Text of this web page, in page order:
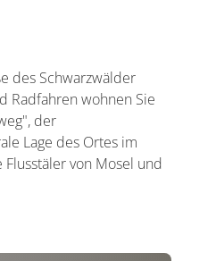
des Schwarzwälder
Radfahren wohnen Sie
der
Lage des Ortes im
von Mosel und